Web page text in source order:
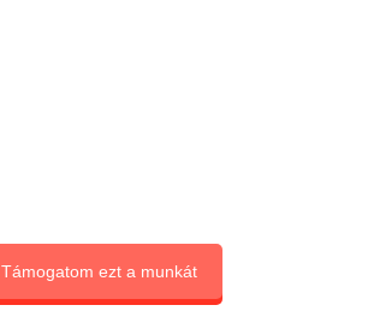
Támogatom ezt a munkát